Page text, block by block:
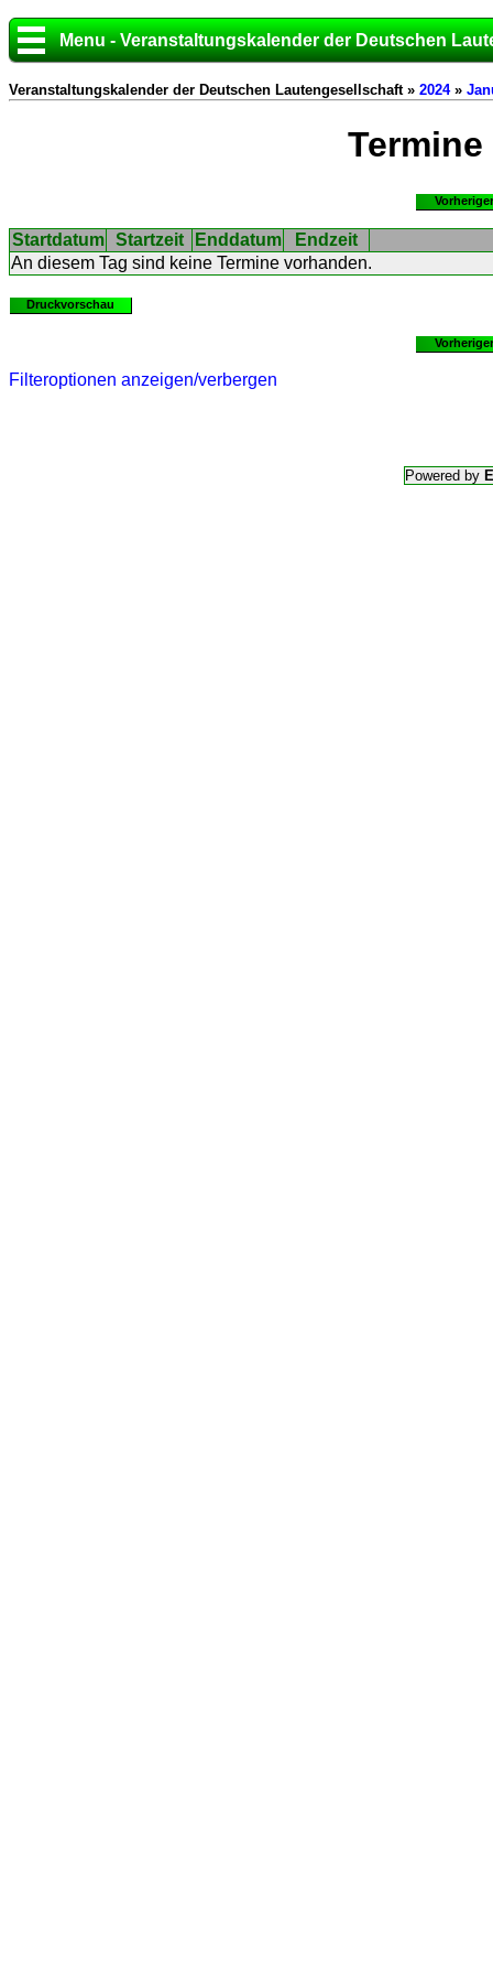
Menu - Veranstaltungskalender der Deutschen
Veranstaltungskalender der Deutschen Lautengesellschaft » 2024»
Termine
Startdatum Startzeit Enddatum
Endzeit
An diesem Tag sind keine Termine vorhanden.
Druckvorschau
Filteroptionen anzeigen/verbergen
Powered by